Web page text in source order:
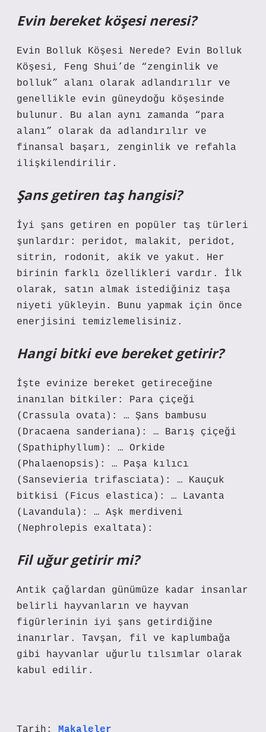
Evin bereket köşesi neresi?
Evin Bolluk Köşesi Nerede? Evin Bolluk
Köşesi, Feng Shui’de “zenginlik ve
bolluk” alanı olarak adlandırılır ve
genellikle evin güneydoğu köşesinde
bulunur. Bu alan aynı zamanda “para
alanı” olarak da adlandırılır ve
finansal başarı, zenginlik ve refahla
ilişkilendirilir.
Şans getiren taş hangisi?
İyi şans getiren en popüler taş türleri
şunlardır: peridot, malakit, peridot,
sitrin, rodonit, akik ve yakut. Her
birinin farklı özellikleri vardır. İlk
olarak, satın almak istediğiniz taşa
niyeti yükleyin. Bunu yapmak için önce
enerjisini temizlemelisiniz.
Hangi bitki eve bereket getirir?
İşte evinize bereket getireceğine
inanılan bitkiler: Para çiçeği
(Crassula ovata): … Şans bambusu
(Dracaena sanderiana): … Barış çiçeği
(Spathiphyllum): … Orkide
(Phalaenopsis): … Paşa kılıcı
(Sansevieria trifasciata): … Kauçuk
bitkisi (Ficus elastica): … Lavanta
(Lavandula): … Aşk merdiveni
(Nephrolepis exaltata):
Fil uğur getirir mi?
Antik çağlardan günümüze kadar insanlar
belirli hayvanların ve hayvan
figürlerinin iyi şans getirdiğine
inanırlar. Tavşan, fil ve kaplumbağa
gibi hayvanlar uğurlu tılsımlar olarak
kabul edilir.
Tarih: Makaleler